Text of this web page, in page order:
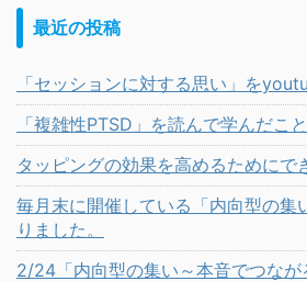
最近の投稿
「セッションに対する思い」を
「複雑性PTSD」を読んで学んだこと
タッピングの効果を高めるためにで
毎月末に開催している「内向型の集
りました。
2/24「内向型の集い～本音でつなが